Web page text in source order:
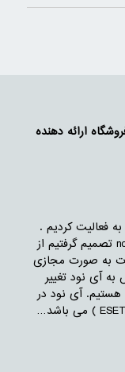
ارائه دهنده
به فعالیت کردیم .
سپس در سال ۸۸ با خرید دامنه nodpars.com تصمیم گرفتیم از
به صورت مجازی
پارس به آی نود تغییر
هستیم. آی نود در